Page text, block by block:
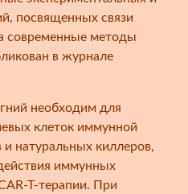
посвященных связи
современные методы
в журнале
необходим для
клеток иммунной
натуральных киллеров,
иммунных
T-терапии. При